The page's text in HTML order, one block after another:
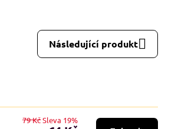
Následující produkt
79 KčSleva 19%